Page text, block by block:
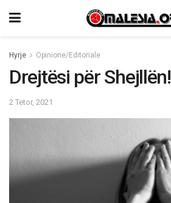
Hyrje Opinione/Editoriale
Drejtësi për Shejllën!
2 Tetor, 2021